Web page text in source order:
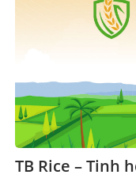
TB Rice – Tinh